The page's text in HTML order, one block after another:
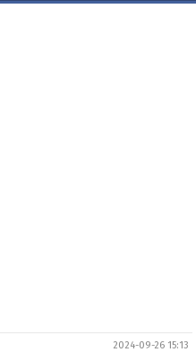
2024-09-26 15:13